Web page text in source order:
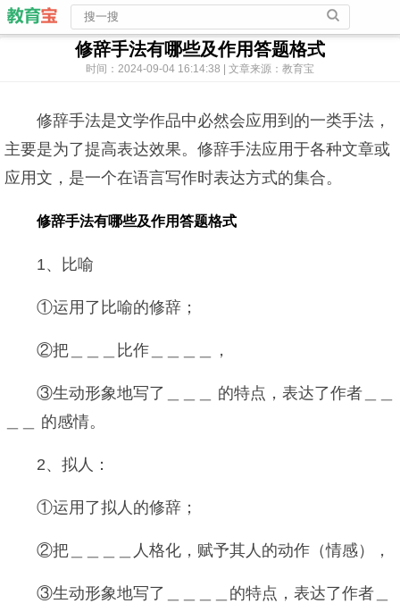
修辞手法有哪些及作用答题格式
时间：2024-09-04 16:14:38 | 文章来源：教育宝
修辞手法是文学作品中必然会应用到的一类手法，
主要是为了提高表达效果。修辞手法应用于各种文章或
应用文，是一个在语言写作时表达方式的集合。
修辞手法有哪些及作用答题格式
1、比喻
①运用了比喻的修辞；
②把＿＿＿比作＿＿＿＿，
③生动形象地写了＿＿＿ 的特点，表达了作者＿＿
＿＿ 的感情。
2、拟人：
①运用了拟人的修辞；
②把＿＿＿＿人格化，赋予其人的动作（情感），
③生动形象地写了＿＿＿＿的特点，表达了作者＿